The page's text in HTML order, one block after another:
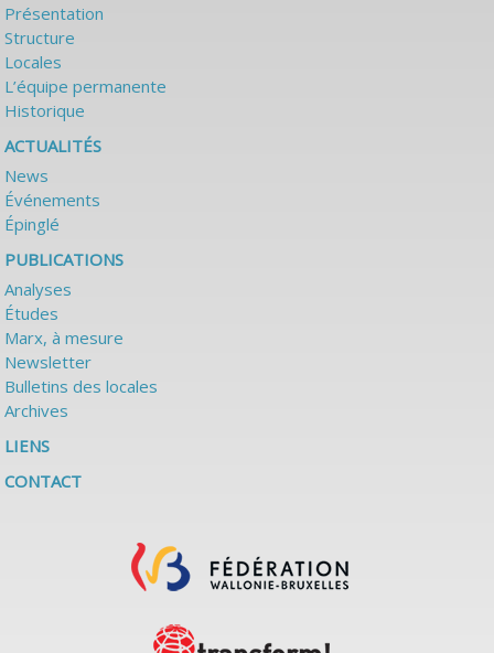
Présentation
Structure
Locales
L’équipe permanente
Historique
ACTUALITÉS
News
Événements
Épinglé
PUBLICATIONS
Analyses
Études
Marx, à mesure
Newsletter
Bulletins des locales
Archives
LIENS
CONTACT